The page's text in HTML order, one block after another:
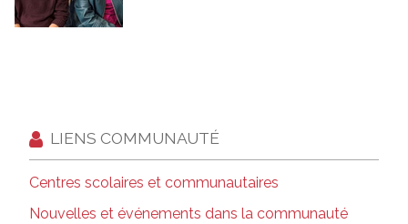
LIENS COMMUNAUTÉ
Centres scolaires et communautaires
Nouvelles et événements dans la communauté